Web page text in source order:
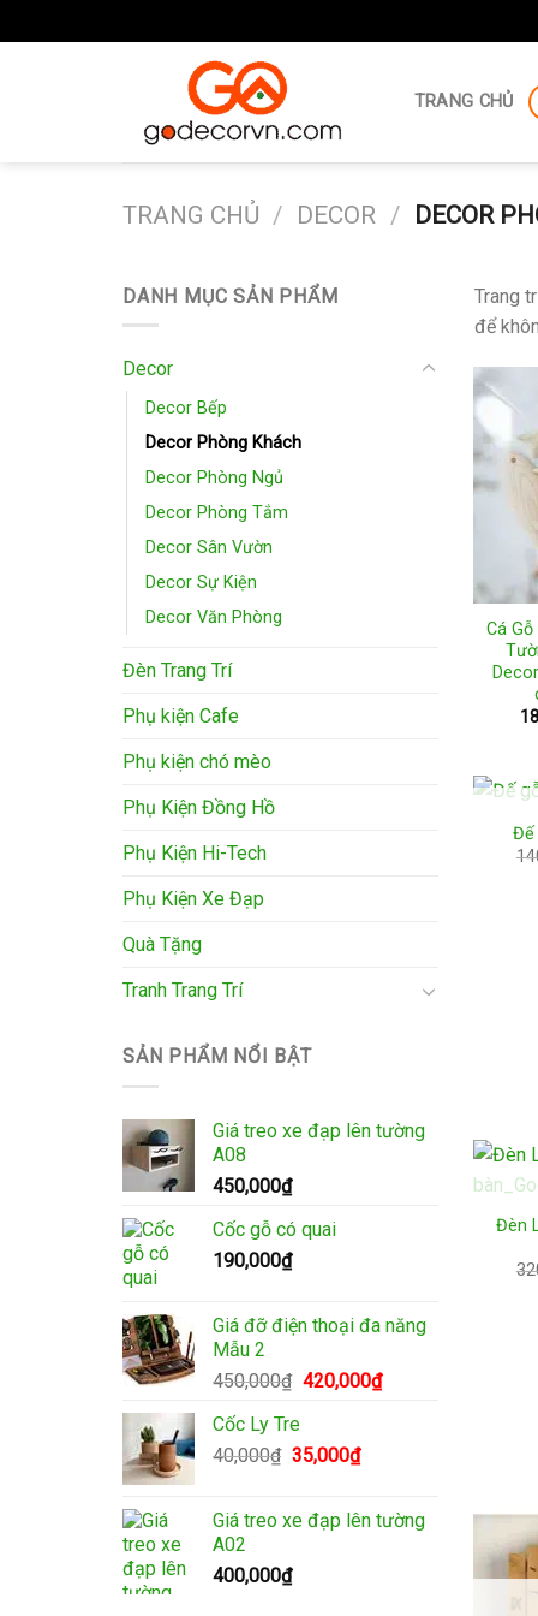
TRANG CHỦ
TRANG CHỦ / DECOR / DECOR
DANH MỤC SẢN PHẨM
Decor
Decor Bếp
Decor Phòng Khách
Decor Phòng Ngủ
Decor Phòng Tắm
Decor Sân Vườn
Decor Sự Kiện
Decor Văn Phòng
Đèn Trang Trí
Phụ kiện Cafe
Phụ kiện chó mèo
Phụ Kiện Đồng Hồ
Phụ Kiện Hi-Tech
Phụ Kiện Xe Đạp
Quà Tặng
Tranh Trang Trí
SẢN PHẨM NỔI BẬT
Giá treo xe đạp lên tường
A08
450,000₫
Cốc gỗ có quai
190,000₫
Giá đỡ điện thoại đa năng
Mẫu 2
450,000₫ Giá
450,000₫.
420,000₫Giá
Cốc Ly Tre
40,000₫ Giá
40,000₫.
35,000₫Giá
là:
Giá treo xe đạp lên tường
A02
400,000₫
Trang
để
Cá
Đế
Đèn